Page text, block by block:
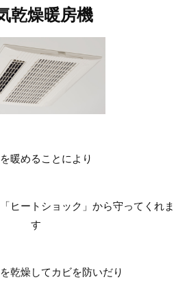
乾燥暖房機
暖めることにより
ヒートショック」から守ってくれま
す
乾燥してカビを防いだり